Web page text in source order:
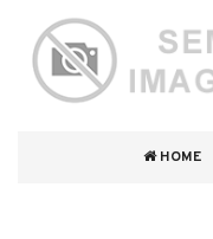
HOME